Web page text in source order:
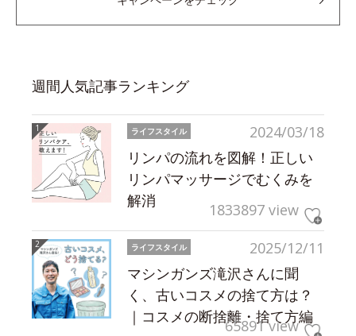
週間人気記事ランキング
2024/03/18
ライフスタイル
リンパの流れを図解！正しい
リンパマッサージでむくみを
解消
1833897 view
2025/12/11
ライフスタイル
マシンガンズ滝沢さんに聞
く、古いコスメの捨て方は？
｜コスメの断捨離・捨て方編
65891 view